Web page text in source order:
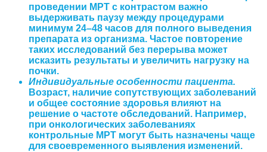
проведении МРТ с контрастом важно
выдерживать паузу между процедурами
минимум 24–48 часов для полного выведения
препарата из организма. Частое повторение
таких исследований без перерыва может
исказить результаты и увеличить нагрузку на
почки.
Индивидуальные особенности пациента.
Возраст, наличие сопутствующих заболеваний
и общее состояние здоровья влияют на
решение о частоте обследований. Например,
при онкологических заболеваниях
контрольные МРТ могут быть назначены чаще
для своевременного выявления изменений.